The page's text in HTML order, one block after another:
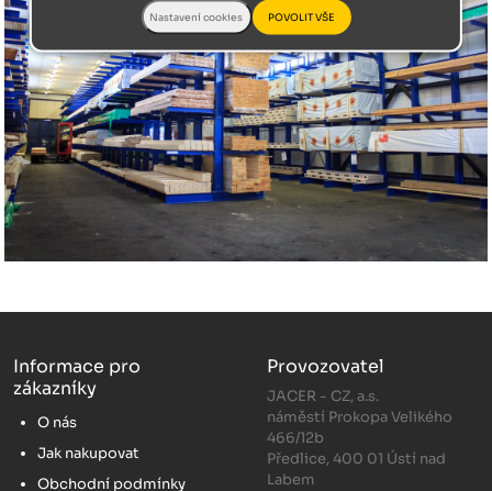
Informace pro
zákazníky
O nás
Jak nakupovat
Obchodní podmínky
Provozovatel
JACER - CZ, a.s.
náměstí Prokopa Velikého
466/12b
Předlice, 400 01 Ústí nad
Labem